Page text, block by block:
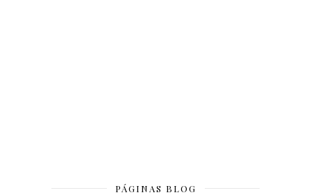
PÁGINAS BLOG